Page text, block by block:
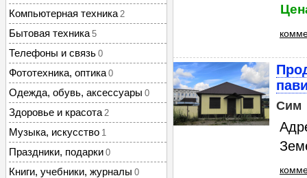
Компьютерная техника 2
Бытовая техника 5
Телефоны и связь 0
Фототехника, оптика 0
Одежда, обувь, аксессуары 0
Здоровье и красота 2
Музыка, искусство 1
Праздники, подарки 0
Книги, учебники, журналы 0
Сим